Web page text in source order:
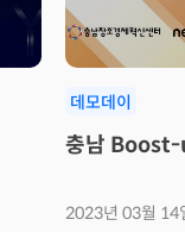
데모데이
충남
2023년 03월 14